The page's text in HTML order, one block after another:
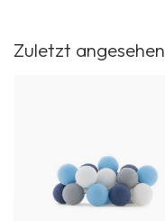
Zuletzt angesehen